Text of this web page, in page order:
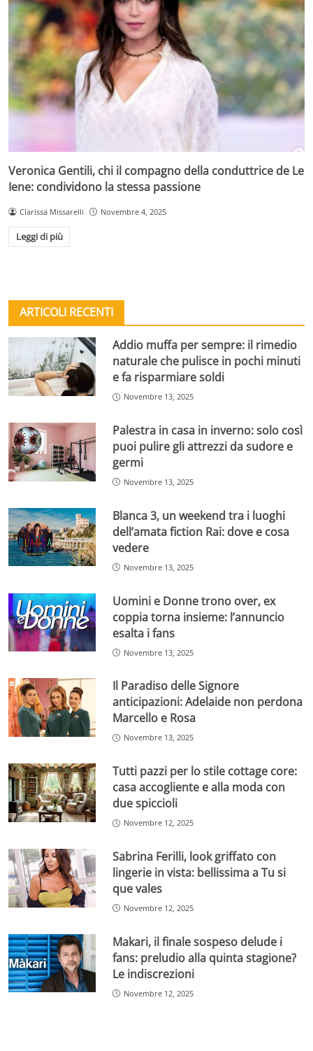
Veronica Gentili, chi il compagno della conduttrice de Le
Iene: condividono la stessa passione
Clarissa Missarelli Novembre 4, 2025
Leggi di più
ARTICOLI RECENTI
Addio muffa per sempre: il rimedio
naturale che pulisce in pochi minuti
e fa risparmiare soldi
Novembre 13, 2025
Palestra in casa in inverno: solo così
puoi pulire gli attrezzi da sudore e
germi
Novembre 13, 2025
Blanca 3, un weekend tra i luoghi
dell’amata fiction Rai: dove e cosa
vedere
Novembre 13, 2025
Uomini e Donne trono over, ex
coppia torna insieme: l’annuncio
esalta i fans
Novembre 13, 2025
Il Paradiso delle Signore
anticipazioni: Adelaide non perdona
Marcello e Rosa
Novembre 13, 2025
Tutti pazzi per lo stile cottage core:
casa accogliente e alla moda con
due spiccioli
Novembre 12, 2025
Sabrina Ferilli, look griffato con
lingerie in vista: bellissima a Tu si
que vales
Novembre 12, 2025
Makari, il finale sospeso delude i
fans: preludio alla quinta stagione?
Le indiscrezioni
Novembre 12, 2025